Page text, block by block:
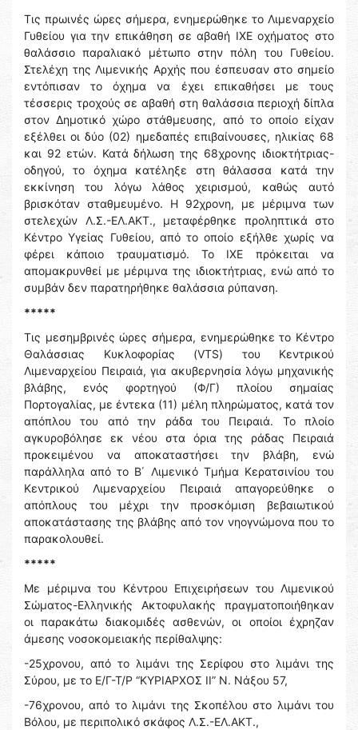
Τις πρωινές ώρες σήμερα, ενημερώθηκε το Λιμεναρχείο
Γυθείου για την επικάθηση σε αβαθή ΙΧΕ οχήματος στο
θαλάσσιο παραλιακό μέτωπο στην πόλη του Γυθείου.
Στελέχη της Λιμενικής Αρχής που έσπευσαν στο σημείο
εντόπισαν το όχημα να έχει επικαθήσει με τους
τέσσερις τροχούς σε αβαθή στη θαλάσσια περιοχή δίπλα
στον Δημοτικό χώρο στάθμευσης, από το οποίο είχαν
εξέλθει οι δύο (02) ημεδαπές επιβαίνουσες, ηλικίας 68
και 92 ετών. Κατά δήλωση της 68χρονης ιδιοκτήτριας-
οδηγού, το όχημα κατέληξε στη θάλασσα κατά την
εκκίνηση του λόγω λάθος χειρισμού, καθώς αυτό
βρισκόταν σταθμευμένο. Η 92χρονη, με μέριμνα των
στελεχών Λ.Σ.-ΕΛ.ΑΚΤ., μεταφέρθηκε προληπτικά στο
Κέντρο Υγείας Γυθείου, από το οποίο εξήλθε χωρίς να
φέρει κάποιο τραυματισμό. Το ΙΧΕ πρόκειται να
απομακρυνθεί με μέριμνα της ιδιοκτήτριας, ενώ από το
συμβάν δεν παρατηρήθηκε θαλάσσια ρύπανση.
*****
Τις μεσημβρινές ώρες σήμερα, ενημερώθηκε το Κέντρο
Θαλάσσιας Κυκλοφορίας (VTS) του Κεντρικού
Λιμεναρχείου Πειραιά, για ακυβερνησία λόγω μηχανικής
βλάβης, ενός φορτηγού (Φ/Γ) πλοίου σημαίας
Πορτογαλίας, με έντεκα (11) μέλη πληρώματος, κατά τον
απόπλου του από την ράδα του Πειραιά. Το πλοίο
αγκυροβόλησε εκ νέου στα όρια της ράδας Πειραιά
προκειμένου να αποκαταστήσει την βλάβη, ενώ
παράλληλα από το Β΄ Λιμενικό Τμήμα Κερατσινίου του
Κεντρικού Λιμεναρχείου Πειραιά απαγορεύθηκε ο
απόπλους του μέχρι την προσκόμιση βεβαιωτικού
αποκατάστασης της βλάβης από τον νηογνώμονα που το
παρακολουθεί.
*****
Με μέριμνα του Κέντρου Επιχειρήσεων του Λιμενικού
Σώματος-Ελληνικής Ακτοφυλακής πραγματοποιήθηκαν
οι παρακάτω διακομιδές ασθενών, οι οποίοι έχρηζαν
άμεσης νοσοκομειακής περίθαλψης:
-25χρονου, από το λιμάνι της Σερίφου στο λιμάνι της
Σύρου, με το Ε/Γ-Τ/Ρ “ΚΥΡΙΑΡΧΟΣ ΙΙ” Ν. Νάξου 57,
-76χρονου, από το λιμάνι της Σκοπέλου στο λιμάνι του
Βόλου, με περιπολικό σκάφος Λ.Σ.-ΕΛ.ΑΚΤ.,